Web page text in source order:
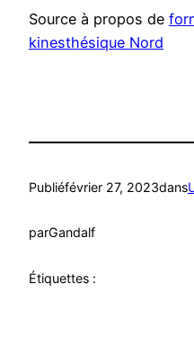
Source à propos de
kinesthésique Nord
Publiéfévrier 27, 2023dans
parGandalf
Étiquettes :